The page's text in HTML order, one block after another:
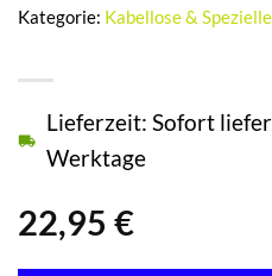
22,95 €
Lieferzeit: Sofort
Werktage
Kategorie: Kabellose &